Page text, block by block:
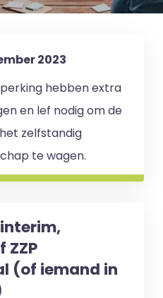
2023
hebben extra
en lef nodig om de
zelfstandig
te wagen.
ZZP
(of iemand in